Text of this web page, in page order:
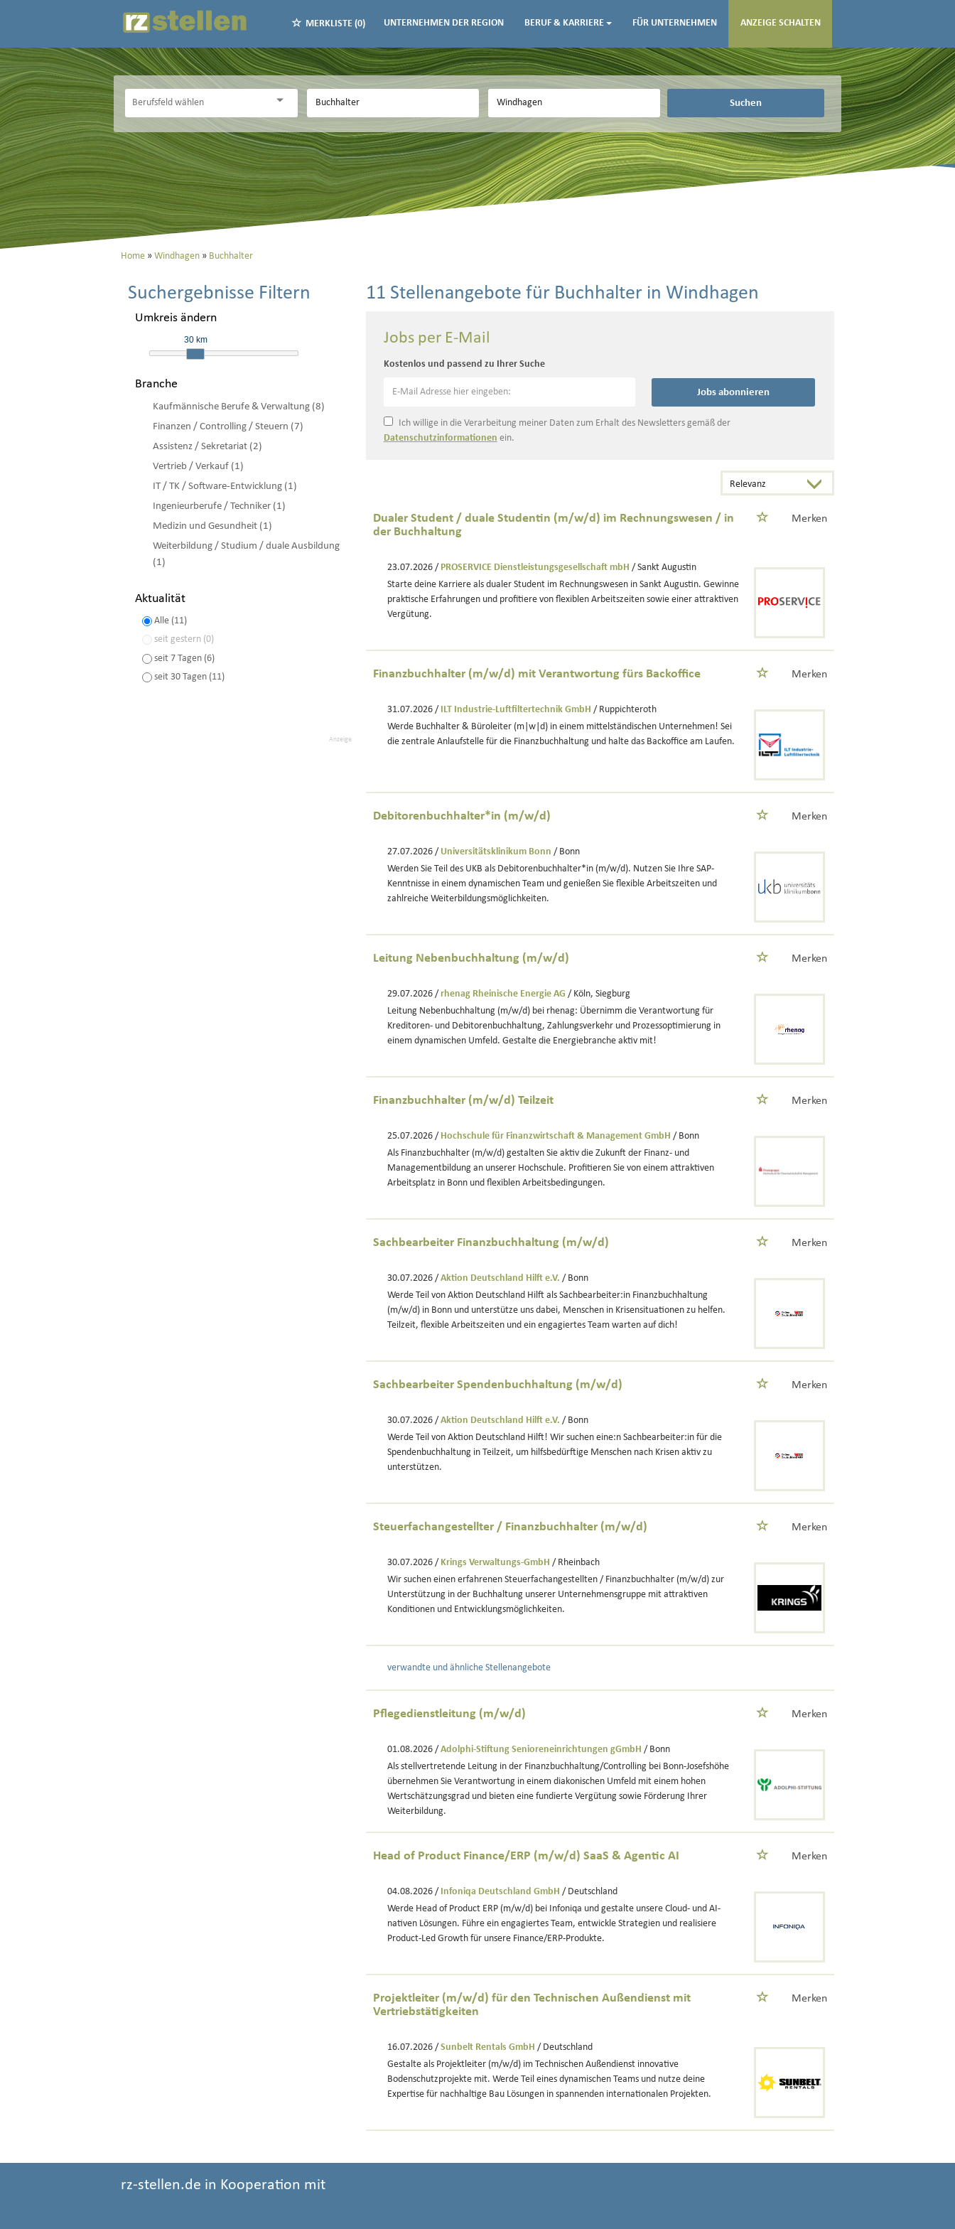
MERKLISTE (0) UNTERNEHMEN DER REGION BERUF & KARRIERE FÜR UNTERNEHMEN ANZEIGE SCHALTEN
Suchen
Home Windhagen Buchhalter
Suchergebnisse Filtern
Umkreis ändern
30 km
Branche
Kaufmännische Berufe & Verwaltung (8)
Finanzen / Controlling / Steuern (7)
Assistenz / Sekretariat (2)
Vertrieb / Verkauf (1)
IT / TK / Software-Entwicklung (1)
Ingenieurberufe / Techniker (1)
Medizin und Gesundheit (1)
Weiterbildung / Studium / duale Ausbildung
(1)
Aktualität
Alle (11)
seit gestern (0)
seit 7 Tagen (6)
seit 30 Tagen (11)
Anzeige
11 Stellenangebote für Buchhalter in Windhagen
Jobs per E-Mail
Kostenlos und passend zu Ihrer Suche
Jobs abonnieren
Ich willige in die Verarbeitung meiner Daten zum Erhalt des Newsletters gemäß der
Datenschutzinformationen ein.
Dualer Student / duale Studentin (m/w/d) im Rechnungswesen / in
der Buchhaltung
Merken
23.07.2026 / PROSERVICE Dienstleistungsgesellschaft mbH / Sankt Augustin
Starte deine Karriere als dualer Student im Rechnungswesen in Sankt Augustin. Gewinne
praktische Erfahrungen und profitiere von flexiblen Arbeitszeiten sowie einer attraktiven
Vergütung.
Finanzbuchhalter (m/w/d) mit Verantwortung fürs Backoffice Merken
31.07.2026 / ILT Industrie-Luftfiltertechnik GmbH / Ruppichteroth
Werde Buchhalter & Büroleiter (m|w|d) in einem mittelständischen Unternehmen! Sei
die zentrale Anlaufstelle für die Finanzbuchhaltung und halte das Backoffice am Laufen.
Debitorenbuchhalter*in (m/w/d) Merken
27.07.2026 / Universitätsklinikum Bonn / Bonn
Werden Sie Teil des UKB als Debitorenbuchhalter*in (m/w/d). Nutzen Sie Ihre SAP-
Kenntnisse in einem dynamischen Team und genießen Sie flexible Arbeitszeiten und
zahlreiche Weiterbildungsmöglichkeiten.
Leitung Nebenbuchhaltung (m/w/d) Merken
29.07.2026 / rhenag Rheinische Energie AG / Köln, Siegburg
Leitung Nebenbuchhaltung (m/w/d) bei rhenag: Übernimm die Verantwortung für
Kreditoren- und Debitorenbuchhaltung, Zahlungsverkehr und Prozessoptimierung in
einem dynamischen Umfeld. Gestalte die Energiebranche aktiv mit!
Finanzbuchhalter (m/w/d) Teilzeit Merken
25.07.2026 / Hochschule für Finanzwirtschaft & Management GmbH / Bonn
Als Finanzbuchhalter (m/w/d) gestalten Sie aktiv die Zukunft der Finanz- und
Managementbildung an unserer Hochschule. Profitieren Sie von einem attraktiven
Arbeitsplatz in Bonn und flexiblen Arbeitsbedingungen.
Sachbearbeiter Finanzbuchhaltung (m/w/d) Merken
30.07.2026 / Aktion Deutschland Hilft e.V. / Bonn
Werde Teil von Aktion Deutschland Hilft als Sachbearbeiter:in Finanzbuchhaltung
(m/w/d) in Bonn und unterstütze uns dabei, Menschen in Krisensituationen zu helfen.
Teilzeit, flexible Arbeitszeiten und ein engagiertes Team warten auf dich!
Sachbearbeiter Spendenbuchhaltung (m/w/d) Merken
30.07.2026 / Aktion Deutschland Hilft e.V. / Bonn
Werde Teil von Aktion Deutschland Hilft! Wir suchen eine:n Sachbearbeiter:in für die
Spendenbuchhaltung in Teilzeit, um hilfsbedürftige Menschen nach Krisen aktiv zu
unterstützen.
Steuerfachangestellter / Finanzbuchhalter (m/w/d) Merken
30.07.2026 / Krings Verwaltungs-GmbH / Rheinbach
Wir suchen einen erfahrenen Steuerfachangestellten / Finanzbuchhalter (m/w/d) zur
Unterstützung in der Buchhaltung unserer Unternehmensgruppe mit attraktiven
Konditionen und Entwicklungsmöglichkeiten.
verwandte und ähnliche Stellenangebote
Pflegedienstleitung (m/w/d) Merken
01.08.2026 / Adolphi-Stiftung Senioreneinrichtungen gGmbH / Bonn
Als stellvertretende Leitung in der Finanzbuchhaltung/Controlling bei Bonn-Josefshöhe
übernehmen Sie Verantwortung in einem diakonischen Umfeld mit einem hohen
Wertschätzungsgrad und bieten eine fundierte Vergütung sowie Förderung Ihrer
Weiterbildung.
Head of Product Finance/ERP (m/w/d) SaaS & Agentic AI Merken
04.08.2026 / Infoniqa Deutschland GmbH / Deutschland
Werde Head of Product ERP (m/w/d) bei Infoniqa und gestalte unsere Cloud- und AI-
nativen Lösungen. Führe ein engagiertes Team, entwickle Strategien und realisiere
Product-Led Growth für unsere Finance/ERP-Produkte.
Projektleiter (m/w/d) für den Technischen Außendienst mit
Vertriebstätigkeiten
Merken
16.07.2026 / Sunbelt Rentals GmbH / Deutschland
Gestalte als Projektleiter (m/w/d) im Technischen Außendienst innovative
Bodenschutzprojekte mit. Werde Teil eines dynamischen Teams und nutze deine
Expertise für nachhaltige Bau Lösungen in spannenden internationalen Projekten.
rz-stellen.de in Kooperation mit